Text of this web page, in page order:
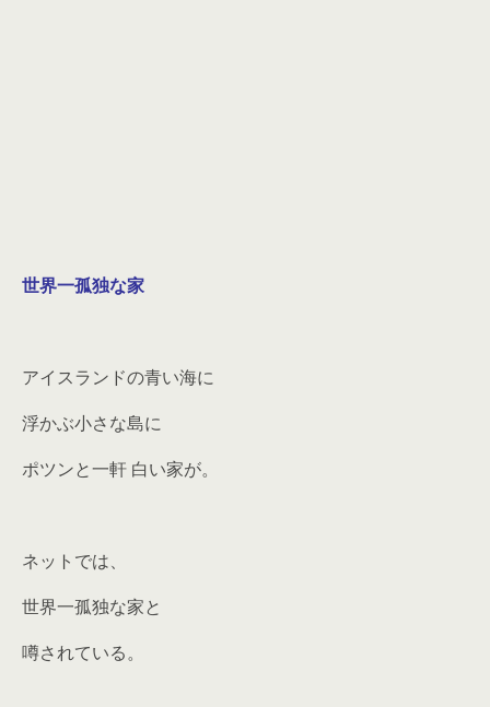
世界一孤独な家
アイスランドの青い海に
浮かぶ小さな島に
ポツンと一軒 白い家が。
ネットでは、
世界一孤独な家と
噂されている。